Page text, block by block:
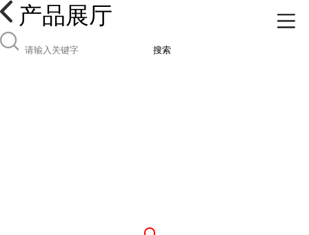
产品展厅
搜索